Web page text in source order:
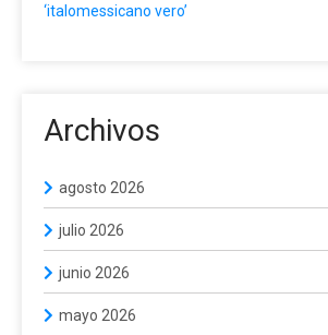
‘italomessicano vero’
Archivos
agosto 2026
julio 2026
junio 2026
mayo 2026